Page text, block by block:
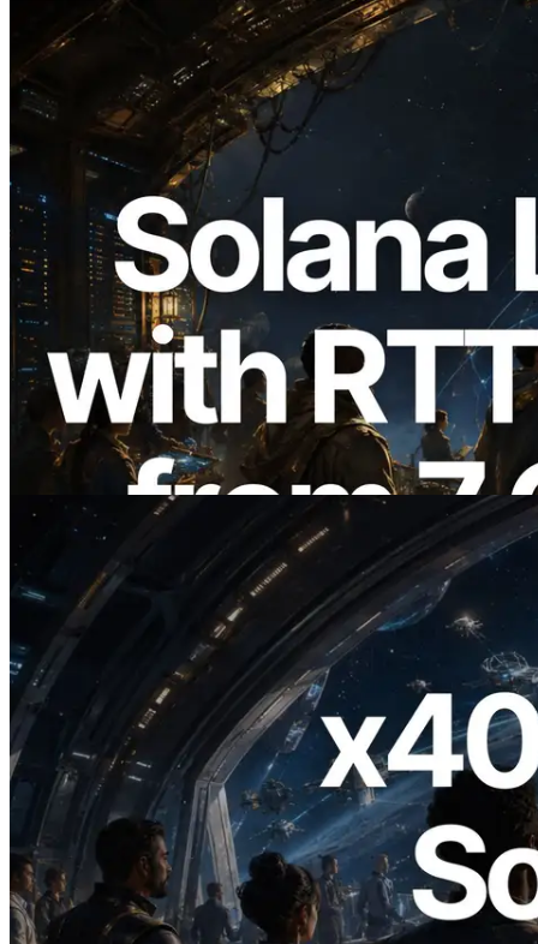
2026.08.05
ERPC étend l’API Solana Leader Slot
avec la mesure du ping depuis 7 régions
du monde — l’API Validators
Information est également lancée
2026.07.04
ERPC lance un RPC Solana compatible
x402 — L'ère où les agents IA paient à la
demande les API dont ils ont besoin